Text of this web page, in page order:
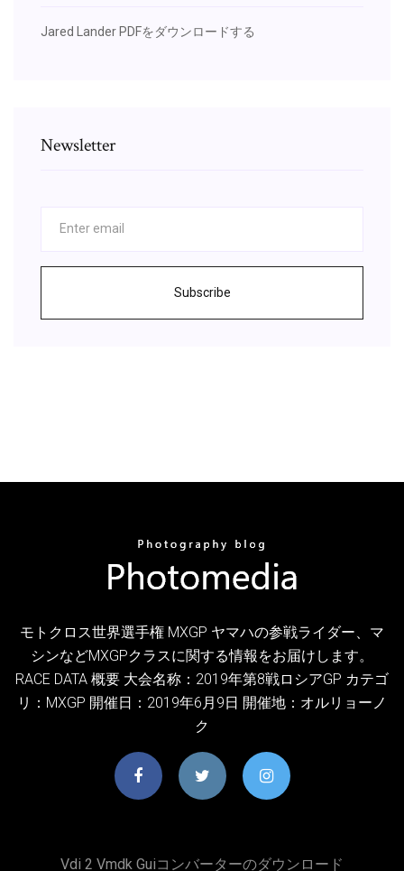
Jared Lander PDFをダウンロードする
Newsletter
Subscribe
モトクロス世界選手権 MXGP ヤマハの参戦ライダー、マ
シンなどMXGPクラスに関する情報をお届けします。
RACE DATA 概要 大会名称：2019年第8戦ロシアGP カテゴ
リ：MXGP 開催日：2019年6月9日 開催地：オルリョーノ
ク
Vdi 2 Vmdk Guiコンバーターのダウンロード